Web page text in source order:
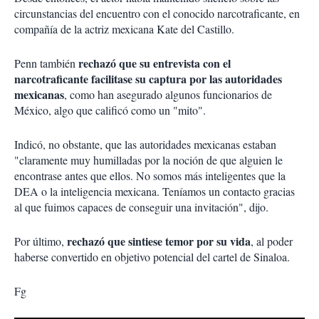
circunstancias del encuentro con el conocido narcotraficante, en
compañía de la actriz mexicana Kate del Castillo.
Penn también rechazó que su entrevista con el
narcotraficante facilitase su captura por las autoridades
mexicanas, como han asegurado algunos funcionarios de
México, algo que calificó como un "mito".
Indicó, no obstante, que las autoridades mexicanas estaban
"claramente muy humilladas por la noción de que alguien le
encontrase antes que ellos. No somos más inteligentes que la
DEA o la inteligencia mexicana. Teníamos un contacto gracias
al que fuimos capaces de conseguir una invitación", dijo.
Por último, rechazó que sintiese temor por su vida, al poder
haberse convertido en objetivo potencial del cartel de Sinaloa.
Fg